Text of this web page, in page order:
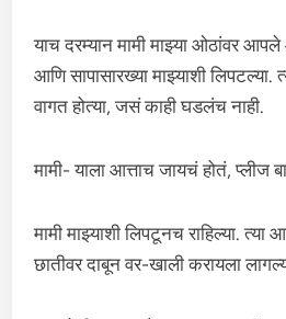
याच दरम्यान मामी माझ्या ओठांवर
आणि सापासारख्या माझ्याशी लिपटल्या.
वागत होत्या, जसं काही घडलंच नाही.
मामी- याला आत्ताच जायचं होतं, प्लीज
मामी माझ्याशी लिपटूनच राहिल्या. त्या
छातीवर दाबून वर-खाली करायला